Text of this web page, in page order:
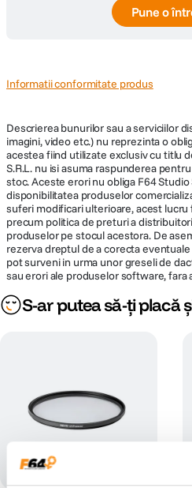
Pune o
Informatii conformitate produs
Descrierea bunurilor sau a serviciilor
imagini, video etc.) nu reprezinta o
acestea fiind utilizate exclusiv cu titlu
S.R.L. nu isi asuma raspunderea
stoc. Aceste erori nu obliga F64
disponibilitatea produselor
suferi modificari ulterioare, acest
precum politica de preturi a
produselor pe stocul acestora. De
rezerva dreptul de a corecta
pot surveni in urma unor greseli de
sau erori ale produselor software, fara
S-ar putea să-ți placă